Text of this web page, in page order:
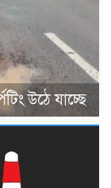
উঠে যাচ্ছে